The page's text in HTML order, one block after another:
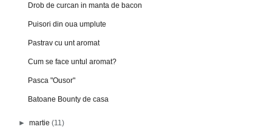
Drob de curcan in manta de bacon
Puisori din oua umplute
Pastrav cu unt aromat
Cum se face untul aromat?
Pasca "Ousor"
Batoane Bounty de casa
►martie(11)